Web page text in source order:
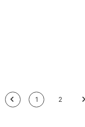
< 1 2 >